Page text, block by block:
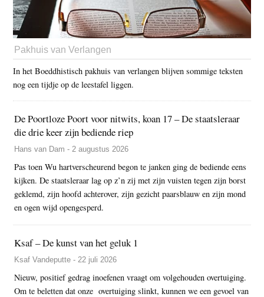
Pakhuis van Verlangen
In het Boeddhistisch pakhuis van verlangen blijven sommige teksten
nog een tijdje op de leestafel liggen.
De Poortloze Poort voor nitwits, koan 17 – De staatsleraar
die drie keer zijn bediende riep
Hans van Dam - 2 augustus 2026
Pas toen Wu hartverscheurend begon te janken ging de bediende eens
kijken. De staatsleraar lag op z’n zij met zijn vuisten tegen zijn borst
geklemd, zijn hoofd achterover, zijn gezicht paarsblauw en zijn mond
en ogen wijd opengesperd.
Ksaf – De kunst van het geluk 1
Ksaf Vandeputte - 22 juli 2026
Nieuw, positief gedrag inoefenen vraagt om volgehouden overtuiging.
Om te beletten dat onze overtuiging slinkt, kunnen we een gevoel van